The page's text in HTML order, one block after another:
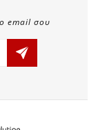
email σου